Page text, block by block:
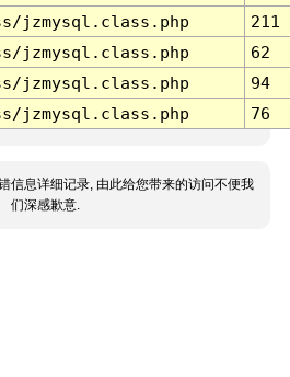
jzmysql.class.php
211
jzmysql.class.php
62
jzmysql.class.php
94
jzmysql.class.php 76
信息详细记录, 由此给您带来的访问不便我
们深感歉意.